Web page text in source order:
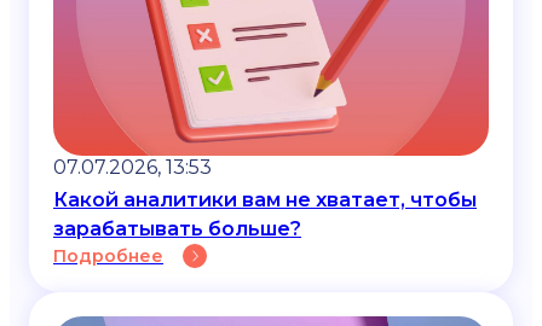
07.07.2026, 13:53
Какой аналитики вам не хватает, чтобы
зарабатывать больше?
Подробнее